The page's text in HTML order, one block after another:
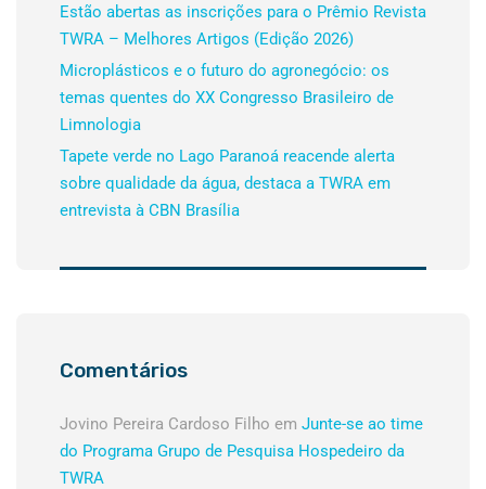
Estão abertas as inscrições para o Prêmio Revista
TWRA – Melhores Artigos (Edição 2026)
Microplásticos e o futuro do agronegócio: os
temas quentes do XX Congresso Brasileiro de
Limnologia
Tapete verde no Lago Paranoá reacende alerta
sobre qualidade da água, destaca a TWRA em
entrevista à CBN Brasília
Comentários
Jovino Pereira Cardoso Filho em Junte-se ao time
do Programa Grupo de Pesquisa Hospedeiro da
TWRA